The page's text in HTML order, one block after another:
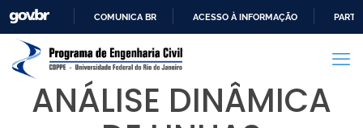
PARA
CONTEÚDO
COMUNICA BR ACESSO À INFORMAÇÃO
ANÁLISE DINÂMICA